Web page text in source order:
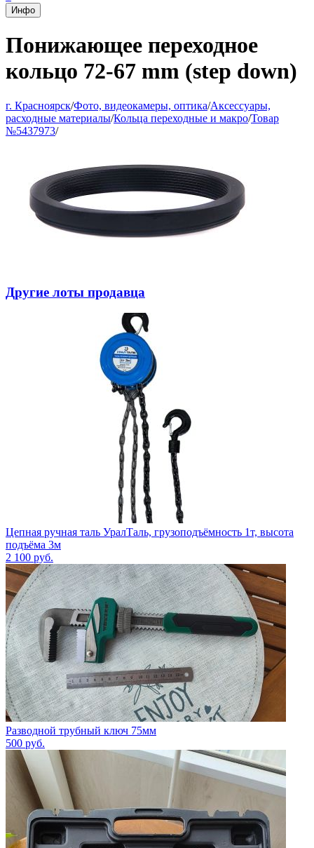
Инфо
Понижающее переходное
кольцо 72-67 mm (step down)
г. Красноярск/Фото, видеокамеры, оптика/Аксессуары,
расходные материалы/Кольца переходные и макро/Товар
№5437973/
Другие лоты продавца
Цепная ручная таль УралТаль, грузоподъёмность 1т, высота
подъёма 3м
2 100 руб.
Разводной трубный ключ 75мм
500 руб.